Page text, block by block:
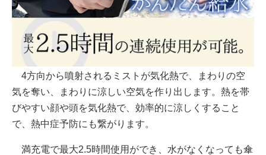
4方向から噴射されるミストが気化熱で、まわりの空
気を奪い、まわりに涼しい空気を作り出します。熱を帯
びやすい顔や頭を気化熱で、効率的に涼しくすること
で、熱中症予防にも繋がります。
満充電で最大2.5時間使用ができ、水がなくなっても傘